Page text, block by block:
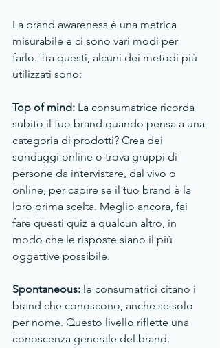
La brand awareness è una metrica
misurabile e ci sono vari modi per
farlo. Tra questi, alcuni dei metodi più
utilizzati sono:
Top of mind: La consumatrice ricorda
subito il tuo brand quando pensa a una
categoria di prodotti? Crea dei
sondaggi online o trova gruppi di
persone da intervistare, dal vivo o
online, per capire se il tuo brand è la
loro prima scelta. Meglio ancora, fai
fare questi quiz a qualcun altro, in
modo che le risposte siano il più
oggettive possibile.
Spontaneous: le consumatrici citano i
brand che conoscono, anche se solo
per nome. Questo livello riflette una
conoscenza generale del brand.